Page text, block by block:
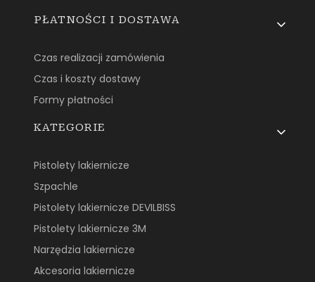
PŁATNOŚCI I DOSTAWA
Czas realizacji zamówienia
Czas i koszty dostawy
Formy płatności
KATEGORIE
Pistolety lakiernicze
Szpachle
Pistolety lakiernicze DEVILBISS
Pistolety lakiernicze 3M
Narzędzia lakiernicze
Akcesoria lakiernicze